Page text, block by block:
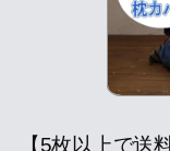
【5枚以上で送